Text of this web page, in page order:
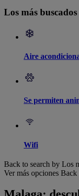
Los más buscados
Aire
Se permiten
Wifi
Back to search by Los
Ver más opciones Back